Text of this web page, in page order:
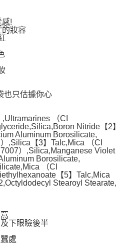
!
的妝容
也只估據你心
（CI
Nitride【2】
Aluminum Borosilicate,
,Silica【3】Talc,Mica （CI
）,Silica,Manganese Violet
Borosilicate,
（CI
【5】Talc,Mica
Stearoyl Stearate,
下眼瞼後半
處